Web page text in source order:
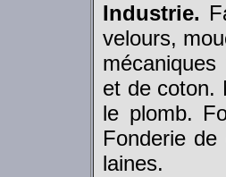
Industrie.
velours,
et de coton.
le plomb.
Fonderie de
laines.